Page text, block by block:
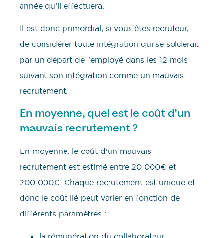
année qu’il effectuera.
Il est donc primordial, si vous êtes recruteur,
de considérer toute intégration qui se solderait
par un départ de l’employé dans les 12 mois
suivant son intégration comme un mauvais
recrutement.
En moyenne, quel est le coût d’un
mauvais recrutement ?
En moyenne, le coût d’un mauvais
recrutement est estimé entre 20 000€ et
200 000€. Chaque recrutement est unique et
donc le coût lié peut varier en fonction de
différents paramètres :